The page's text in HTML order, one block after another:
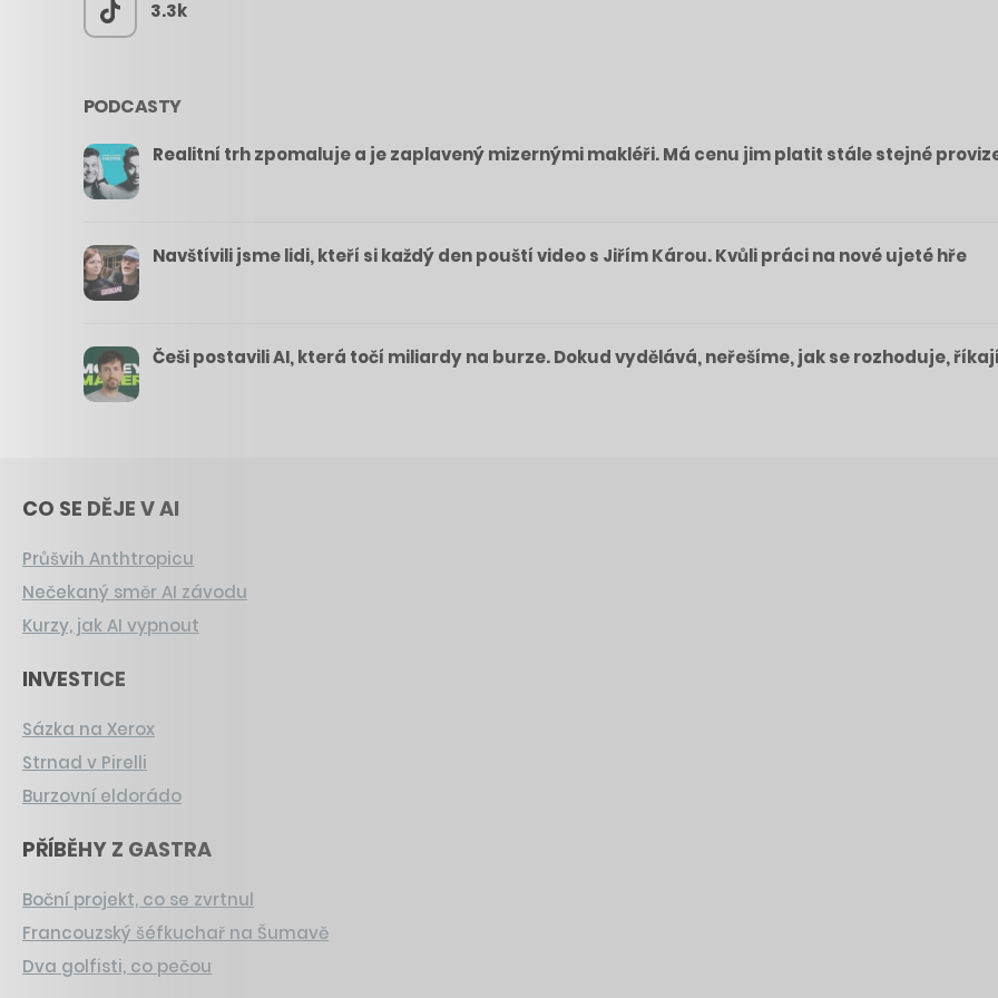
3.3k
PODCASTY
Realitní trh zpomaluje a je zaplavený mizernými makléři. Má cenu jim platit stále stejné
Navštívili jsme lidi, kteří si každý den pouští video s Jiřím Károu. Kvůli práci na nové ujeté hře
Češi postavili AI, která točí miliardy na burze. Dokud vydělává, neřešíme, jak se rozhoduje,
CO SE DĚJE V AI
Průšvih Anthtropicu
Nečekaný směr AI závodu
Kurzy, jak AI vypnout
INVESTICE
Sázka na Xerox
Strnad v Pirelli
Burzovní eldorádo
PŘÍBĚHY Z GASTRA
Boční projekt, co se zvrtnul
Francouzský šéfkuchař na Šumavě
Dva golfisti, co pečou